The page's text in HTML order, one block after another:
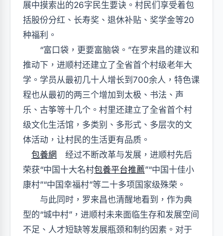
展中摸索出的26字民生要诀。村民们享受着包
括股份分红、长寿奖、退休补贴、奖学金等20
种福利。
“富口袋，更要富脑袋。”在罗来昌的建议和
推动下，进顺村还建立了全省首个村级老年大
学。学员从最初几十人增长到700余人，特色课
程也从最初的两三个增加到太极、书法、声
乐、古筝等十几个。村里还建立了全省首个村
级文化生活馆，多类别、多形式、多层次的文
体活动，让村民的生活更有品质。
包養網 经过不断改革与发展，进顺村先后
荣获“中国十大名村包養平台推薦”“中国十佳小
康村”“中国幸福村”等二十多项国家级殊荣。
与此同时，罗来昌也清醒地看到，作为典
型的“城中村”，进顺村未来面临生存和发展空间
不足、人才短缺等发展瓶颈和制约因素。对于